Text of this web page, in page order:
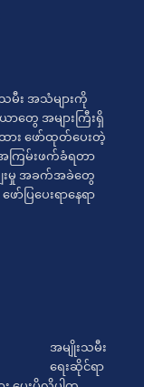
း အသံများကို
တွေ အများကြီးရှိ
း ဖော်ထုတ်ပေးတဲ့
ကြမ်းဖက်ခံရတာ
းမှု အခက်အခဲတွေ
ြပေးရာနေရာ
အမျိုးသမီး
ရေးဆိုင်ရာ